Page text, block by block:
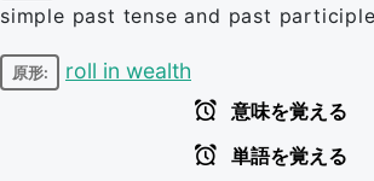
simple past tense and past
原形: roll in wealth
意味を覚える
単語を覚える